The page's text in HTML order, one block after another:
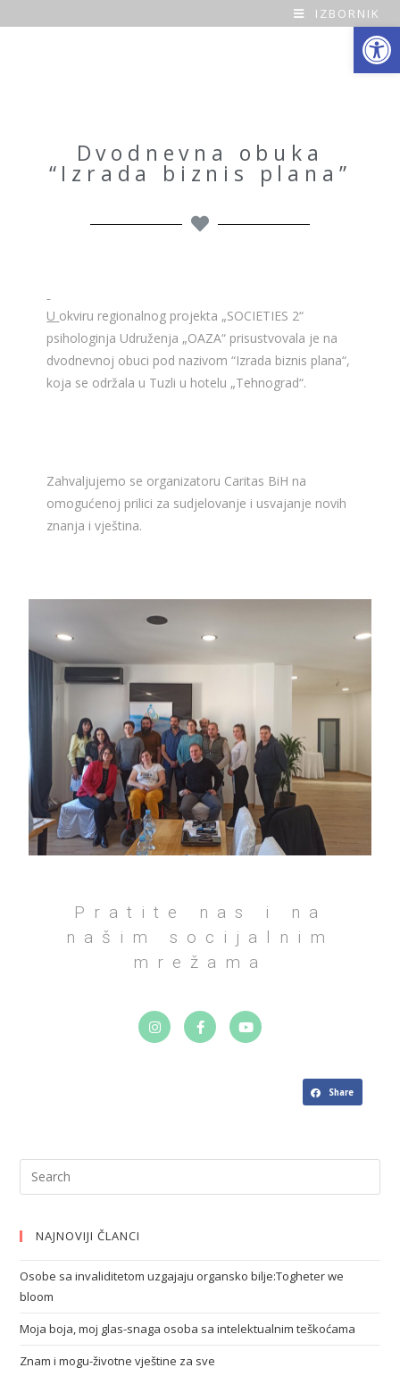
Open toolbar
O
IZBORNIK
Dvodnevna obuka
“Izrada biznis plana”
U okviru regionalnog projekta „SOCIETIES 2“
psihologinja Udruženja „OAZA“ prisustvovala je na
dvodnevnoj obuci pod nazivom “Izrada biznis plana“,
koja se održala u Tuzli u hotelu „Tehnograd“.
Zahvaljujemo se organizatoru Caritas BiH na
omogućenoj prilici za sudjelovanje i usvajanje novih
znanja i vještina.
Pratite nas i na
našim socijalnim
mrežama
Share
NAJNOVIJI ČLANCI
Osobe sa invaliditetom uzgajaju organsko bilje:Togheter we
bloom
Moja boja, moj glas-snaga osoba sa intelektualnim teškoćama
Znam i mogu-životne vještine za sve